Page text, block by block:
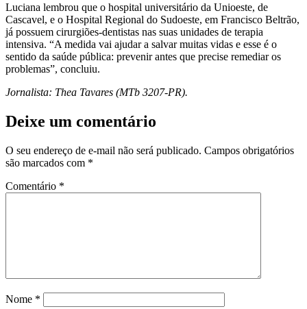
Luciana lembrou que o hospital universitário da Unioeste, de
Cascavel, e o Hospital Regional do Sudoeste, em Francisco Beltrão,
já possuem cirurgiões-dentistas nas suas unidades de terapia
intensiva. “A medida vai ajudar a salvar muitas vidas e esse é o
sentido da saúde pública: prevenir antes que precise remediar os
problemas”, concluiu.
Jornalista: Thea Tavares (MTb 3207-PR).
Deixe um comentário
O seu endereço de e-mail não será publicado. Campos obrigatórios
são marcados com *
Comentário *
Nome *